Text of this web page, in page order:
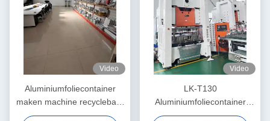
Video
Aluminiumfoliecontainer
maken machine recyclebaar
gladde wand rechthoekig
Video
LK-T130
Aluminiumfoliecontainer
Wegwerp rechthoekig Eco-